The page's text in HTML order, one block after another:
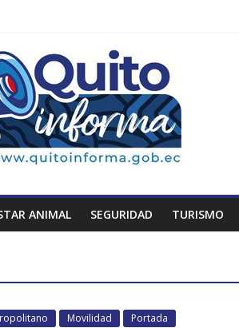
ANIMAL SEGURIDAD TURISMO
Movilidad Portada